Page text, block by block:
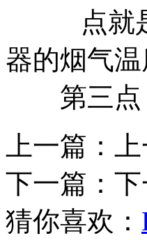
点就是
器的烟气
第三点，
上一篇：上
下一篇：下
猜你喜欢：